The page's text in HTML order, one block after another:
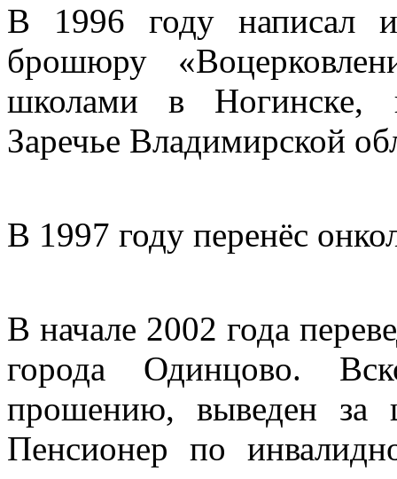
В 1996 году написал
брошюру
школами в Ногинске,
Заречье Владимирской
В 1997 году перенёс
В начале 2002 года
города Одинцово.
прошению, выведен за
Пенсионер по